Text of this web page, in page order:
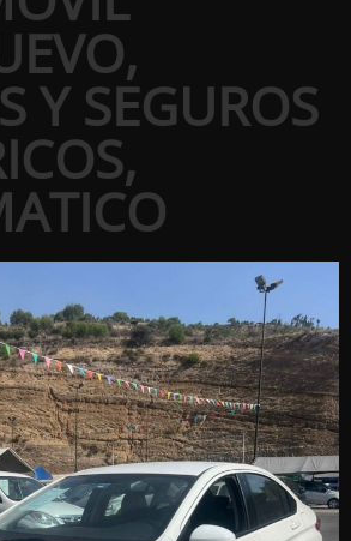
Y SEGUROS